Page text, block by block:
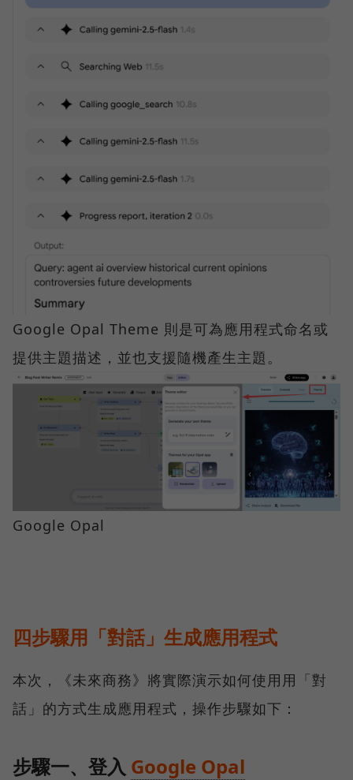
Google Opal Theme 則是可為應用程式命名或
提供主題描述，並也支援隨機產生主題。
Google Opal
四步驟用「對話」生成應用程式
本次，《未來商務》將實際演示如何使用用「對
話」的方式生成應用程式，操作步驟如下：
步驟一、登入 Google Opal